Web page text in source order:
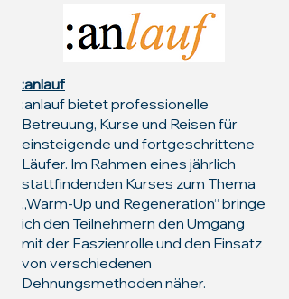
:anlauf
:anlauf bietet professionelle
Betreuung, Kurse und Reisen für
einsteigende und fortgeschrittene
Läufer. Im Rahmen eines jährlich
stattfindenden Kurses zum Thema
„Warm-Up und Regeneration“ bringe
ich den Teilnehmern den Umgang
mit der Faszienrolle und den Einsatz
von verschiedenen
Dehnungsmethoden näher.